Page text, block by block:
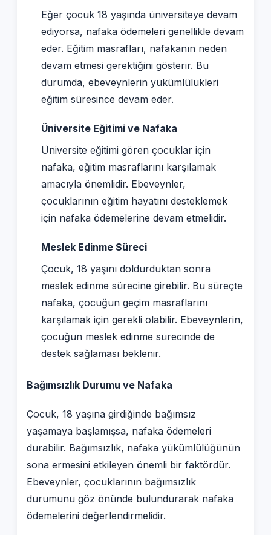
Eğer çocuk 18 yaşında üniversiteye devam
ediyorsa, nafaka ödemeleri genellikle devam
eder. Eğitim masrafları, nafakanın neden
devam etmesi gerektiğini gösterir. Bu
durumda, ebeveynlerin yükümlülükleri
eğitim süresince devam eder.
Üniversite Eğitimi ve Nafaka
Üniversite eğitimi gören çocuklar için
nafaka, eğitim masraflarını karşılamak
amacıyla önemlidir. Ebeveynler,
çocuklarının eğitim hayatını desteklemek
için nafaka ödemelerine devam etmelidir.
Meslek Edinme Süreci
Çocuk, 18 yaşını doldurduktan sonra
meslek edinme sürecine girebilir. Bu süreçte
nafaka, çocuğun geçim masraflarını
karşılamak için gerekli olabilir. Ebeveynlerin,
çocuğun meslek edinme sürecinde de
destek sağlaması beklenir.
Bağımsızlık Durumu ve Nafaka
Çocuk, 18 yaşına girdiğinde bağımsız
yaşamaya başlamışsa, nafaka ödemeleri
durabilir. Bağımsızlık, nafaka yükümlülüğünün
sona ermesini etkileyen önemli bir faktördür.
Ebeveynler, çocuklarının bağımsızlık
durumunu göz önünde bulundurarak nafaka
ödemelerini değerlendirmelidir.